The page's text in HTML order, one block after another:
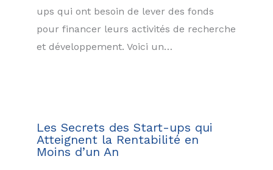
ups qui ont besoin de lever des fonds
pour financer leurs activités de recherche
et développement. Voici un…
Les Secrets des Start-ups qui
Atteignent la Rentabilité en
Moins d’un An